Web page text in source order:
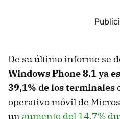
De su último informe se
Windows Phone 8.1 ya
39,1% de los terminales
operativo móvil de
un aumento del 14,7%